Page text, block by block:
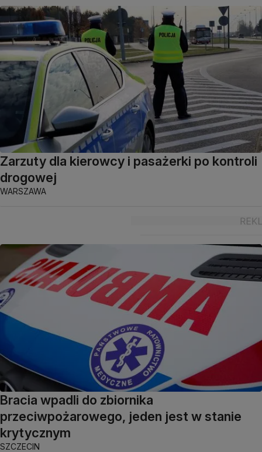
Zarzuty dla kierowcy i pasażerki po kontroli
drogowej
WARSZAWA
Bracia wpadli do zbiornika
przeciwpożarowego, jeden jest w stanie
krytycznym
SZCZECIN